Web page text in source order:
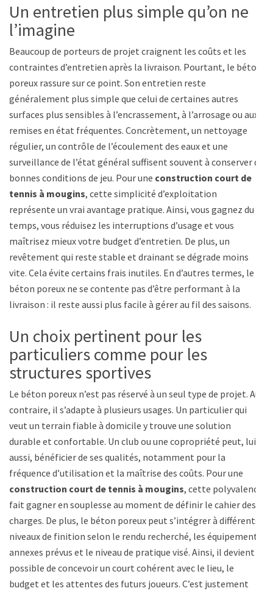
Un entretien plus simple qu’on ne
l’imagine
Beaucoup de porteurs de projet craignent les coûts et les
contraintes d’entretien après la livraison. Pourtant, le béton
poreux rassure sur ce point. Son entretien reste
généralement plus simple que celui de certaines autres
surfaces plus sensibles à l’encrassement, à l’arrosage ou aux
remises en état fréquentes. Concrètement, un nettoyage
régulier, un contrôle de l’écoulement des eaux et une
surveillance de l’état général suffisent souvent à conserver de
bonnes conditions de jeu. Pour une construction court de
tennis à mougins, cette simplicité d’exploitation
représente un vrai avantage pratique. Ainsi, vous gagnez du
temps, vous réduisez les interruptions d’usage et vous
maîtrisez mieux votre budget d’entretien. De plus, un
revêtement qui reste stable et drainant se dégrade moins
vite. Cela évite certains frais inutiles. En d’autres termes, le
béton poreux ne se contente pas d’être performant à la
livraison : il reste aussi plus facile à gérer au fil des saisons.
Un choix pertinent pour les
particuliers comme pour les
structures sportives
Le béton poreux n’est pas réservé à un seul type de projet. Au
contraire, il s’adapte à plusieurs usages. Un particulier qui
veut un terrain fiable à domicile y trouve une solution
durable et confortable. Un club ou une copropriété peut, lui
aussi, bénéficier de ses qualités, notamment pour la
fréquence d’utilisation et la maîtrise des coûts. Pour une
construction court de tennis à mougins, cette polyvalence
fait gagner en souplesse au moment de définir le cahier des
charges. De plus, le béton poreux peut s’intégrer à différents
niveaux de finition selon le rendu recherché, les équipements
annexes prévus et le niveau de pratique visé. Ainsi, il devient
possible de concevoir un court cohérent avec le lieu, le
budget et les attentes des futurs joueurs. C’est justement